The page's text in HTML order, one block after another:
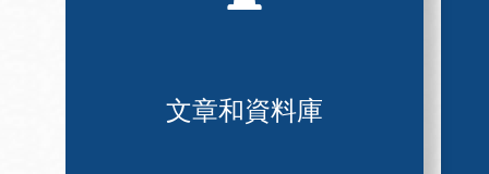
文章和資料庫